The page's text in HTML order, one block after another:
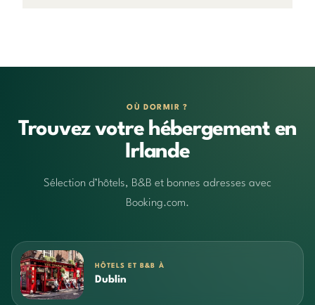
OÙ DORMIR ?
Trouvez votre hébergement en
Irlande
Sélection d’hôtels, B&B et bonnes adresses avec
Booking.com.
HÔTELS ET B&B À
Dublin